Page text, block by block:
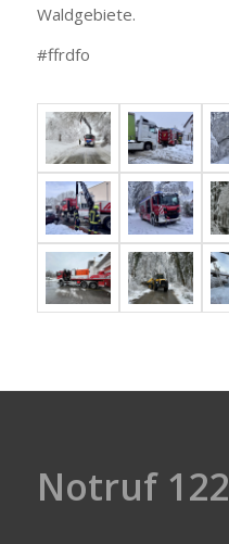
Waldgebiete.
#ffrdfo
Notruf 122